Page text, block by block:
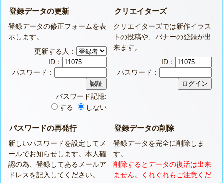
登録データの更新
登録データの修正フォームを表
示します。
更新する人：
ID：
パスワード：
パスワード記憶:
する
しない
クリエイターズ
クリエイターズでは新作イラス
トの投稿や、バナーの登録が出
来ます。
ID：
パスワード：
パスワードの再発行
新しいパスワードを設定してメ
ールでお知らせします。本人確
認の為、登録してあるメールア
ドレスを記入してください。
登録データの削除
登録データを完全に削除しま
す。
削除するとデータの復活は出来
ません。くれぐれもご注意くだ